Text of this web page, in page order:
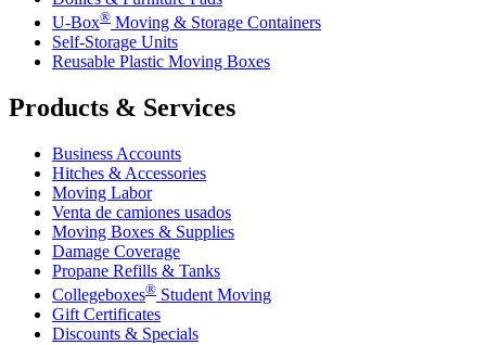
U-Box® Moving & Storage Containers
Self-Storage Units
Reusable Plastic Moving Boxes
Products & Services
Business Accounts
Hitches & Accessories
Moving Labor
Venta de camiones usados
Moving Boxes & Supplies
Damage Coverage
Propane Refills & Tanks
Collegeboxes® Student Moving
Gift Certificates
Discounts & Specials